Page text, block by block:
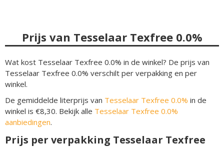
Prijs van Tesselaar Texfree 0.0%
Wat kost Tesselaar Texfree 0.0% in de winkel? De prijs van
Tesselaar Texfree 0.0% verschilt per verpakking en per
winkel.
De gemiddelde literprijs van Tesselaar Texfree 0.0% in de
winkel is €8,30. Bekijk alle Tesselaar Texfree 0.0%
aanbiedingen.
Prijs per verpakking Tesselaar Texfree